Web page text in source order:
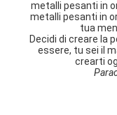
metalli pesanti in
metalli pesanti in
tua
Decidi di creare la
essere, tu sei il
crearti